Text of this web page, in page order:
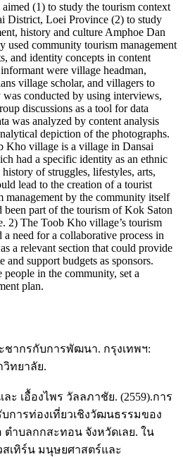
(1) to study the tourism context
District, Loei Province (2) to study
history and culture Amphoe Dan
used community tourism management
and identity concepts in content
were village headman,
village scholar, and villagers to
conducted by using interviews,
discussions as a tool for data
was analyzed by content analysis
depiction of the photographs.
Kho village is a village in Dansai
had a specific identity as an ethnic
of struggles, lifestyles, arts,
lead to the creation of a tourist
management by the community itself
been part of the tourism of Kok Saton
2) The Toob Kho village’s tourism
need for a collaborative process in
a relevant section that could provide
support budgets as sponsors.
in the community, set a
plan.
ชากรกับการพัฒนา. กรุงเทพฯ:
ทยาลัย.
เอื้องไพร วัลลภาชัย. (2559).การ
การท่องเที่ยวเชิงวัฒนธรรมของ
ำบลกกสะทอน จังหวัดเลย. ใน
สเทิร์น มนุษยศาสตร์และ